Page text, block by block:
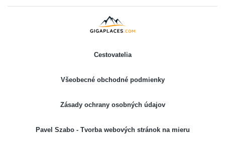
Cestovatelia
Všeobecné obchodné podmienky
Zásady ochrany osobných údajov
Pavel Szabo - Tvorba webových stránok na mieru